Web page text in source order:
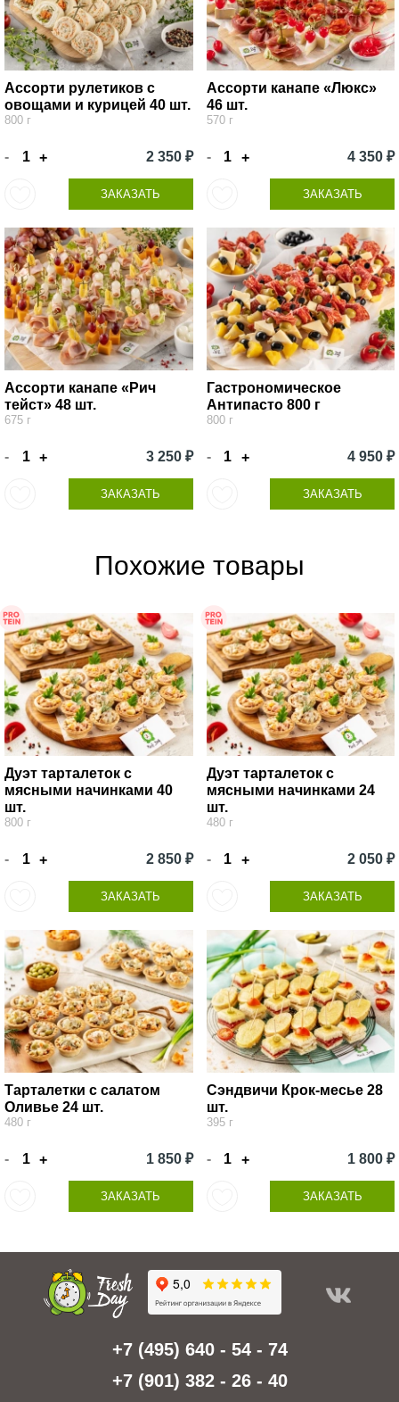
Ассорти рулетиков с
овощами и курицей 40 шт.
800 г
- + 2 350 ₽
ЗАКАЗАТЬ
Ассорти канапе «Люкс»
46 шт.
570 г
- + 4 350 ₽
ЗАКАЗАТЬ
Ассорти канапе «Рич
тейст» 48 шт.
675 г
- + 3 250 ₽
ЗАКАЗАТЬ
Гастрономическое
Антипасто 800 г
800 г
- + 4 950 ₽
ЗАКАЗАТЬ
Похожие товары
Дуэт тарталеток с
мясными начинками 40
шт.
800 г
- + 2 850 ₽
ЗАКАЗАТЬ
Дуэт тарталеток с
мясными начинками 24
шт.
480 г
- + 2 050 ₽
ЗАКАЗАТЬ
Тарталетки с салатом
Оливье 24 шт.
480 г
- + 1 850 ₽
ЗАКАЗАТЬ
Сэндвичи Крок-месье 28
шт.
395 г
- + 1 800 ₽
ЗАКАЗАТЬ
+7 (495) 640 - 54 - 74
+7 (901) 382 - 26 - 40